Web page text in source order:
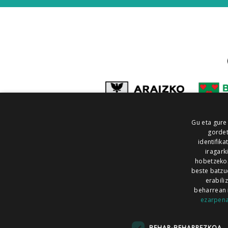
ALEA
Gu eta
hobetzeko.
beste
beharrean